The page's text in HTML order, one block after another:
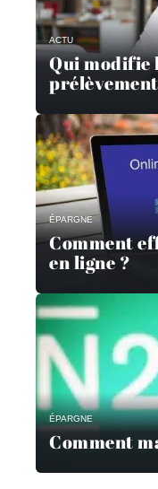
ACTU
Qui modifie
ÉPARGNE
Comment
en ligne ?
ÉPARGNE
Comment